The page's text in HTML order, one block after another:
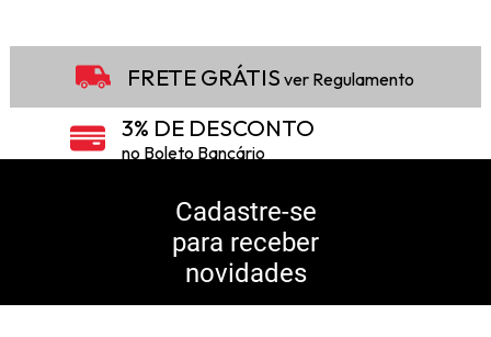
FRETE GRÁTIS ver Regulamento
3% DE DESCONTO
no Boleto Bancário
5% DE DESCONTO
10% DE CASHBACK
Consulte Regulamento
Cadastre-se
para receber
novidades